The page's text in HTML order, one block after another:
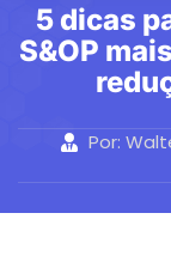
5 dicas
S&OP
Por: